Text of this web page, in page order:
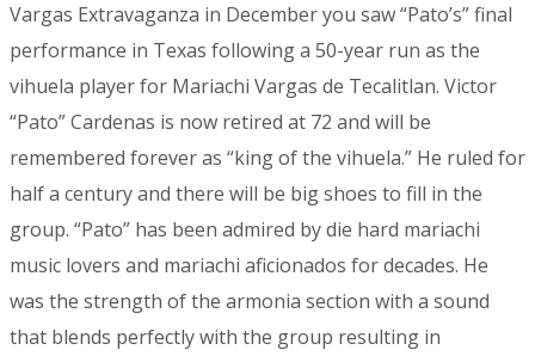
Vargas Extravaganza in December you saw “Pato’s” final
performance in Texas following a 50-year run as the
vihuela player for Mariachi Vargas de Tecalitlan. Victor
“Pato” Cardenas is now retired at 72 and will be
remembered forever as “king of the vihuela.” He ruled for
half a century and there will be big shoes to fill in the
group. “Pato” has been admired by die hard mariachi
music lovers and mariachi aficionados for decades. He
was the strength of the armonia section with a sound
that blends perfectly with the group resulting in